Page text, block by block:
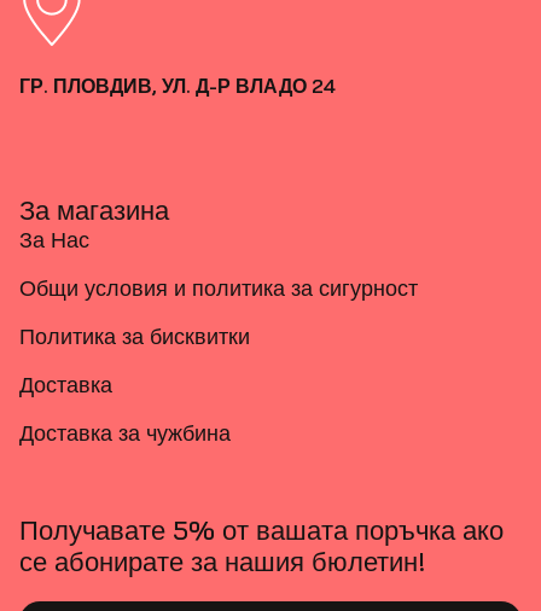
ГР. ПЛОВДИВ, УЛ. Д-Р ВЛАДО 24
За магазина
За Нас
Общи условия и политика за сигурност
Политика за бисквитки
Доставка
Доставка за чужбина
Получавате 5% от вашата поръчка ако
се абонирате за нашия бюлетин!